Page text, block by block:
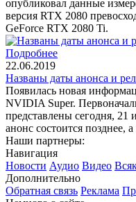
опубликовал данные
версия RTX 2080
GeForce RTX 2080 Ti.
Подробнее
22.06.2019
Названы даты анонса и
Появилась новая
NVIDIA Super.
представлены сегодня,
анонс состоится позднее,
Наши партнеры:
Навигация
Новости Аудио Видео
Дополнительно
Обратная связь Реклама